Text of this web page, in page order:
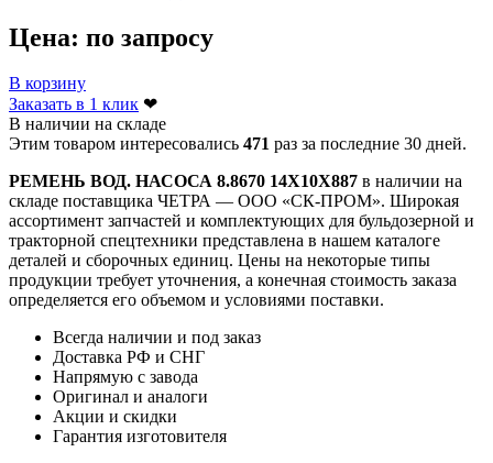
Цена: по запросу
В корзину
Заказать в 1 клик ❤
В наличии на складе
Этим товаром интересовались 471 раз за последние 30 дней.
РЕМЕНЬ ВОД. НАСОСА 8.8670 14Х10Х887 в наличии на
складе поставщика ЧЕТРА — ООО «СК-ПРОМ». Широкая
ассортимент запчастей и комплектующих для бульдозерной и
тракторной спецтехники представлена в нашем каталоге
деталей и сборочных единиц. Цены на некоторые типы
продукции требует уточнения, а конечная стоимость заказа
определяется его объемом и условиями поставки.
Всегда наличии и под заказ
Доставка РФ и СНГ
Напрямую с завода
Оригинал и аналоги
Акции и скидки
Гарантия изготовителя